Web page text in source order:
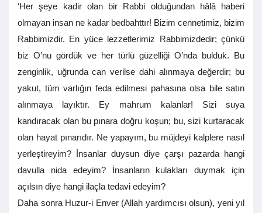
‘Her şeye kadir olan bir Rabbi olduğundan hâlâ haberi
olmayan insan ne kadar bedbahttır! Bizim cennetimiz, bizim
Rabbimizdir. En yüce lezzetlerimiz Rabbimizdedir; çünkü
biz O’nu gördük ve her türlü güzelliği O’nda bulduk. Bu
zenginlik, uğrunda can verilse dahi alınmaya değerdir; bu
yakut, tüm varlığın feda edilmesi pahasına olsa bile satın
alınmaya layıktır. Ey mahrum kalanlar! Sizi suya
kandıracak olan bu pınara doğru koşun; bu, sizi kurtaracak
olan hayat pınarıdır. Ne yapayım, bu müjdeyi kalplere nasıl
yerleştireyim? İnsanlar duysun diye çarşı pazarda hangi
davulla nida edeyim? İnsanların kulakları duymak için
açılsın diye hangi ilaçla tedavi edeyim?
Daha sonra Huzur-i Enver (Allah yardımcısı olsun), yeni yıl